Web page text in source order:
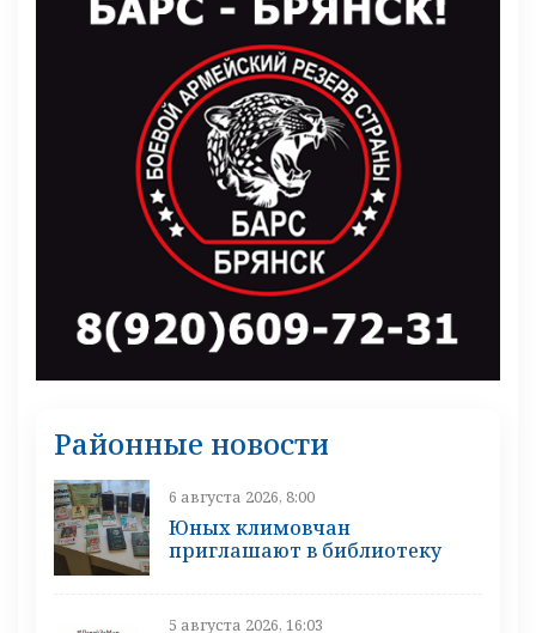
Районные новости
6 августа 2026, 8:00
Юных климовчан
приглашают в библиотеку
5 августа 2026, 16:03